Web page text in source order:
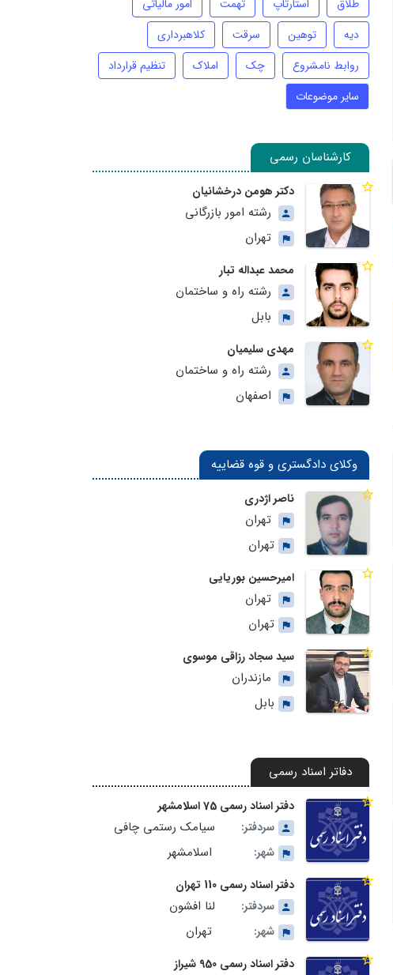
طلاق استارتاپ تهمت
امور مالیاتی
دیه
توهین سرقت
کلاهبرداری
روابط نامشروع
چک املاک
تنظیم قرارداد
سایر موضوعات
کارشناسان رسمی
دکتر هومن درخشانیان
رشته امور بازرگانی
تهران
محمد عبداله تبار
رشته راه و ساختمان
بابل
مهدی سلیمیان
رشته راه و ساختمان
اصفهان
وکلای دادگستری و قوه قضاییه
ناصر اژدری
تهران
تهران
امیرحسین بوریایی
تهران
تهران
سید سجاد رزاقی موسوی
مازندران
بابل
دفاتر اسناد رسمی
دفتر اسناد رسمی 75 اسلامشهر
سردفتر:
سیامک رستمی چافی
شهر: اسلامشهر
دفتر اسناد رسمی 110 تهران
سردفتر:
لنا افشون
شهر: تهران
دفتر اسناد رسمی 950 شیراز